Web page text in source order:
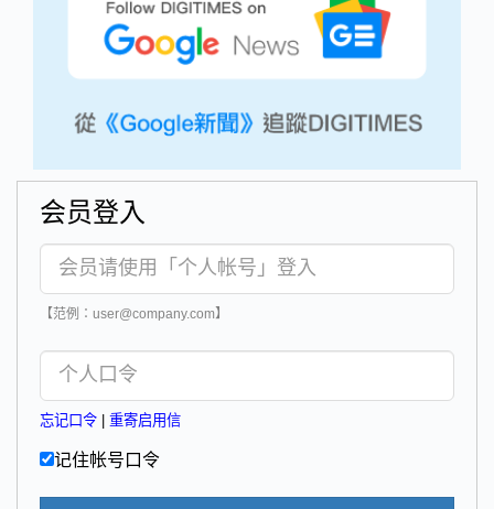
会员登入
【范例：user@company.com】
忘记口令 重寄启用信
记住帐号口令